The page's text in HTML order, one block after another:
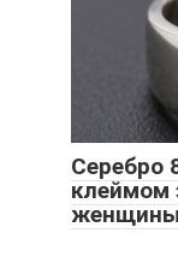
Серебро
клеймом